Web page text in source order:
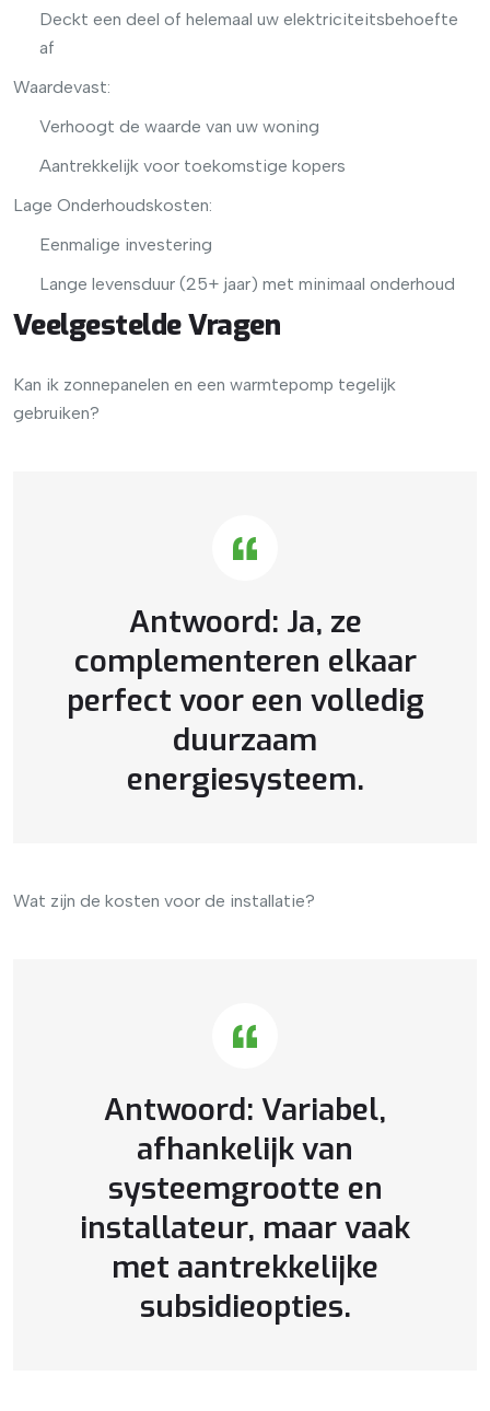
Deckt een deel of helemaal uw elektriciteitsbehoefte
af
Waardevast:
Verhoogt de waarde van uw woning
Aantrekkelijk voor toekomstige kopers
Lage Onderhoudskosten:
Eenmalige investering
Lange levensduur (25+ jaar) met minimaal onderhoud
Veelgestelde Vragen
Kan ik zonnepanelen en een warmtepomp tegelijk
gebruiken?
Antwoord: Ja, ze
complementeren elkaar
perfect voor een volledig
duurzaam
energiesysteem.
Wat zijn de kosten voor de installatie?
Antwoord: Variabel,
afhankelijk van
systeemgrootte en
installateur, maar vaak
met aantrekkelijke
subsidieopties.